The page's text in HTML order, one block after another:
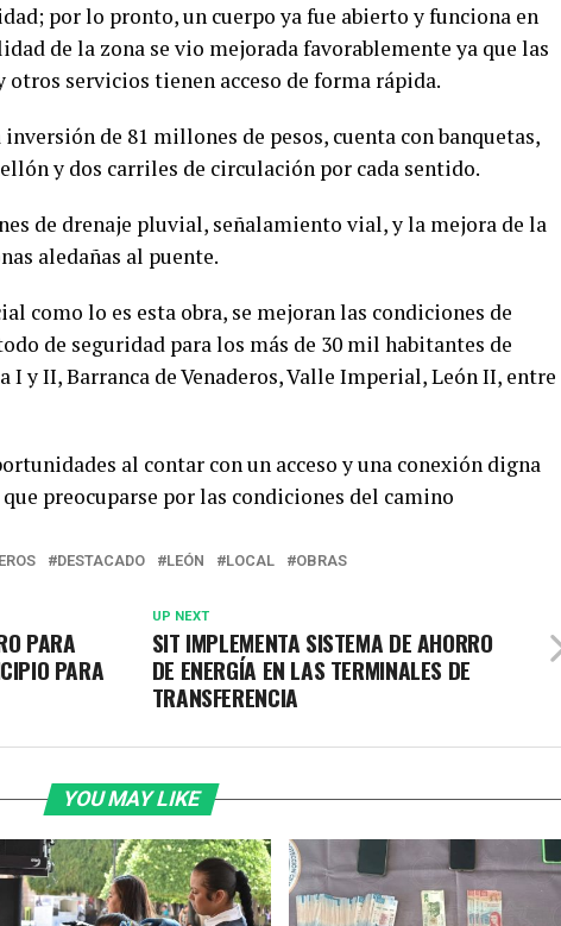
por lo pronto, un cuerpo ya fue abierto y funciona en
de la zona se vio mejorada favorablemente ya que las
servicios tienen acceso de forma rápida.
de 81 millones de pesos, cuenta con banquetas,
y dos carriles de circulación por cada sentido.
de drenaje pluvial, señalamiento vial, y la mejora de la
aledañas al puente.
como lo es esta obra, se mejoran las condiciones de
de seguridad para los más de 30 mil habitantes de
I y II, Barranca de Venaderos, Valle Imperial, León II, entre
al contar con un acceso y una conexión digna
preocuparse por las condiciones del camino
DESTACADO LEÓN LOCAL OBRAS
UP NEXT
SIT IMPLEMENTA SISTEMA DE AHORRO
DE ENERGÍA EN LAS TERMINALES DE
TRANSFERENCIA
PARA
PARA
YOU MAY LIKE